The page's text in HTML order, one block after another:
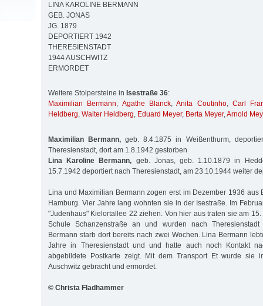
LINA KAROLINE BERMANN
GEB. JONAS
JG. 1879
DEPORTIERT 1942
THERESIENSTADT
1944 AUSCHWITZ
ERMORDET
Weitere Stolpersteine in Isestraße 36:
Maximilian Bermann, Agathe Blanck,Anita Coutinho, Carl
Heldberg, Walter Heldberg, Eduard Meyer, Berta Meyer,Arnold
Maximilian Bermann, geb. 8.4.1875 in Weißenthurm,
Theresienstadt, dort am 1.8.1942 gestorben
Lina Karoline Bermann, geb. Jonas, geb. 1.10.1879 in
15.7.1942 deportiert nach Theresienstadt, am 23.10.1944 weiter
Lina und Maximilian Bermann zogen erst im Dezember 1936 aus
Ham­burg. Vier Jahre lang wohnten sie in der Isestraße. Im
"Judenhaus" Kielortallee 22 ziehen. Von hier aus traten sie am
Schule Schanzenstraße an und wurden nach Theresienstadt
Bermann starb dort bereits nach zwei Wochen. Lina Bermann
Jahre in Theresienstadt und und hatte auch noch Kontakt
abgebildete Postkarte zeigt. Mit dem Transport Et wurde sie
Auschwitz gebracht und ermordet.
© Christa Fladhammer